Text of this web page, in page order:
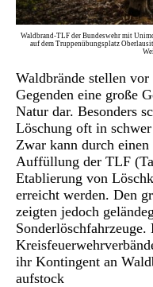
Waldbrand-TLF der Bundeswehr mit
auf dem Truppenübungsplatz
Waldbrände stellen
Gegenden eine große
Natur dar. Besonders
Löschung oft in
Zwar kann durch
Auffüllung der TLF
Etablierung von
erreicht werden. Den
zeigten jedoch
ihr Kontingent an
aufstock